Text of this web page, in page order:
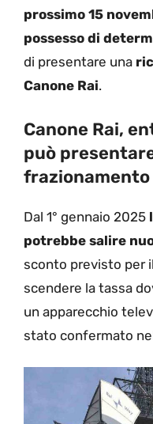
prossimo 15
possesso di
di presentare una
Canone Rai.
Canone Rai,
può
frazionamento
Dal 1° gennaio 2025
potrebbe salire
sconto previsto per
scendere la tassa
un apparecchio
stato confermato